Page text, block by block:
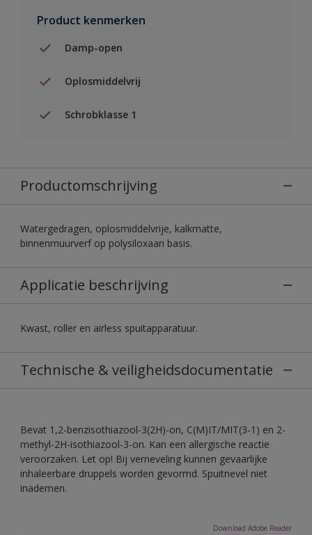
Product kenmerken
Damp-open
Oplosmiddelvrij
Schrobklasse 1
Productomschrijving
Watergedragen, oplosmiddelvrije, kalkmatte,
binnenmuurverf op polysiloxaan basis.
Applicatie beschrijving
Kwast, roller en airless spuitapparatuur.
Technische & veiligheidsdocumentatie
Bevat 1,2-benzisothiazool-3(2H)-on, C(M)IT/MIT(3-1) en 2-
methyl-2H-isothiazool-3-on. Kan een allergische reactie
veroorzaken. Let op! Bij verneveling kunnen gevaarlijke
inhaleerbare druppels worden gevormd. Spuitnevel niet
inademen.
Download Adobe Reader